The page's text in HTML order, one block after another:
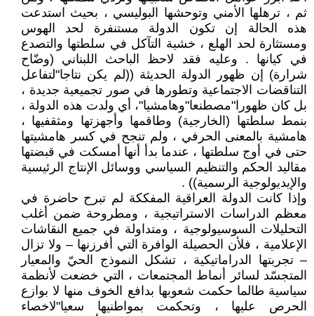
ثم ، ترهلها الأمني وتوحشها البوليسي ، بحيث استدعت
هذه الحالة إن تكون الدولة مستنفرة لحد الهوس
ومستثارة لحد الهلع ، خشية التآكل في سلطتها والتصدع
في كيانها . وعليه فقد لاحظ الباحث اللبناني (وضّاح
شرارة) إن ظهور الدولة الحديثة ((لم يكن نتاجا"لتفاعل
التناقضات الاجتماعية وتطورها في صور تجميعية جديدة ،
بل كان ظهورا"مصطنعا"وهامشيا"، أي ولدت هذه الدولة ،
بنمط سلطتها (الخارجية) وطاقمها وأجهزتها ومثقفيها ،
هامشية بالمعنى الحرفي ، ولم تنجح في كسر هامشيتها
حتى في أوج سلطتها ، عندما بدأ أنها أمسكت في قبضتها
مقاليد الحكم والتنظيم السياسي ووسائل الإنتاج الرئيسية
والإيديولوجية الرسمية)) .
وإذا كانت الدولة العراقية المفككة لم تبرح حاضرة في
معظم الدراسات الاستراتيجية ، ومطروحة ضمن أغلب
التحليلات السوسيولوجية ، ومتداولة في جميع النقاشات
الإعلامية ، فلأن الحصيلة الوافرة التي أفرزنها – ولا تزال
– تجربتها الدراماتيكية ، تشكل النموذج الحيّ والمعيار
المتجسّد لسائر أنماط المجتمعات ، التي خضعت لأنظمة
سياسية طالما حكمت شعوبها بدافع الخوف منها لا بوازع
الحرص عليها ، وتحكمت بمواطنيها سعيا"لاخصاء